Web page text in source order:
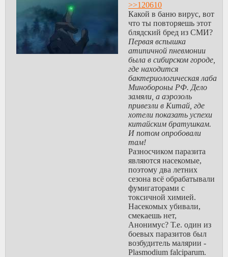
>>120610
Какой в баню вирус, вот
что ты повторяешь этот
блядский бред из СМИ?
Первая вспышка
атипичной пневмонии
была в сибирском городе,
где находится
бактериологическая лаба
Минобороны РФ. Дело
замяли, а аэрозоль
привезли в Китай, где
хотели показать успехи
китайским братушкам.
И потом опробовали
там!
Разносчиком паразита
являются насекомые,
поэтому два летних
сезона всё обрабатывали
фумигаторами с
токсичной химией.
Насекомых убивали,
смекаешь нет,
Анонимус? Т.е. один из
боевых паразитов был
возбудитель малярии -
Plasmodium falciparum.